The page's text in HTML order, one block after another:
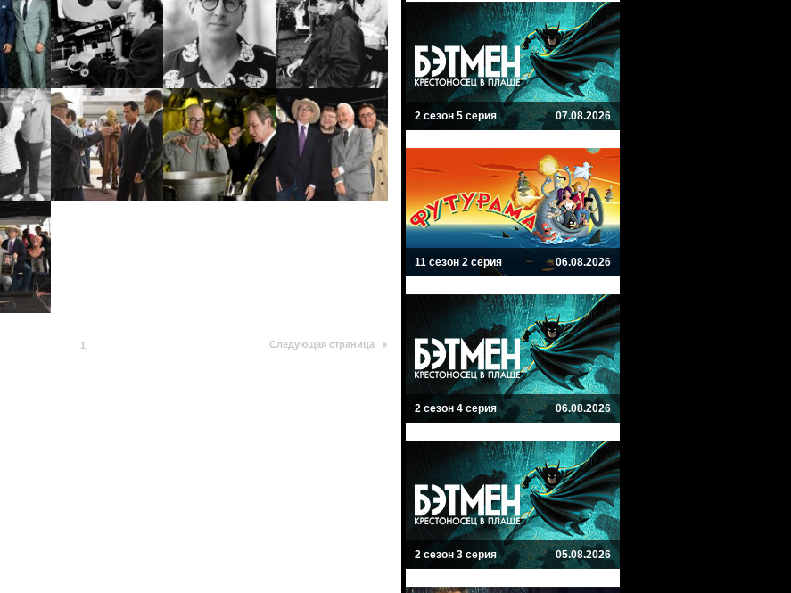
1 Следующая страница
2 сезон 5 серия 07.08.2026
11 сезон 2 серия 06.08.2026
2 сезон 4 серия 06.08.2026
2 сезон 3 серия 05.08.2026